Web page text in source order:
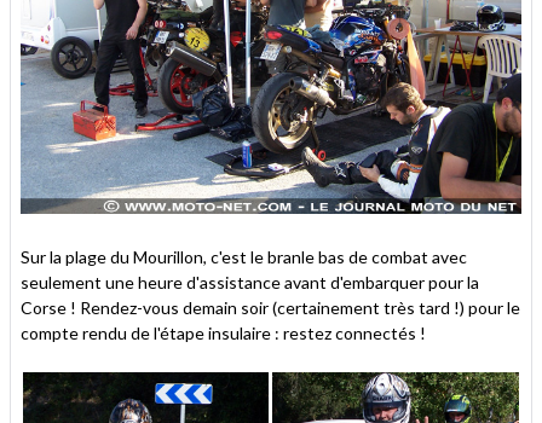
Sur la plage du Mourillon, c'est le branle bas de combat avec
seulement une heure d'assistance avant d'embarquer pour la
Corse ! Rendez-vous demain soir (certainement très tard !) pour le
compte rendu de l'étape insulaire : restez connectés !